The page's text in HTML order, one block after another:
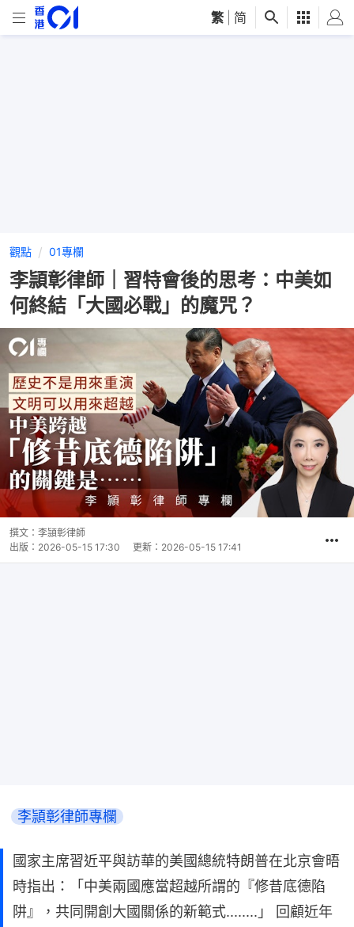
繁 简
觀點 01專欄
李頴彰律師｜習特會後的思考：中美如
何終結「大國必戰」的魔咒？
撰文： 李頴彰律師
出版： 2026-05-15 17:30 更新： 2026-05-15 17:41
李頴彰律師專欄
國家主席習近平與訪華的美國總統特朗普在北京會晤
時指出：「中美兩國應當超越所謂的『修昔底德陷
阱』，共同開創大國關係的新範式........」 回顧近年